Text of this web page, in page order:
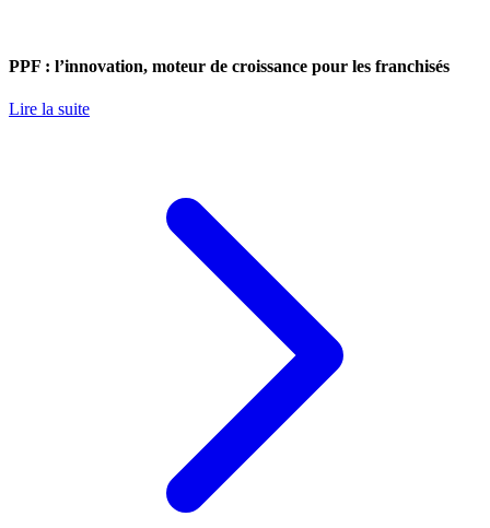
PPF : l’innovation, moteur de croissance pour les franchisés
Lire la suite